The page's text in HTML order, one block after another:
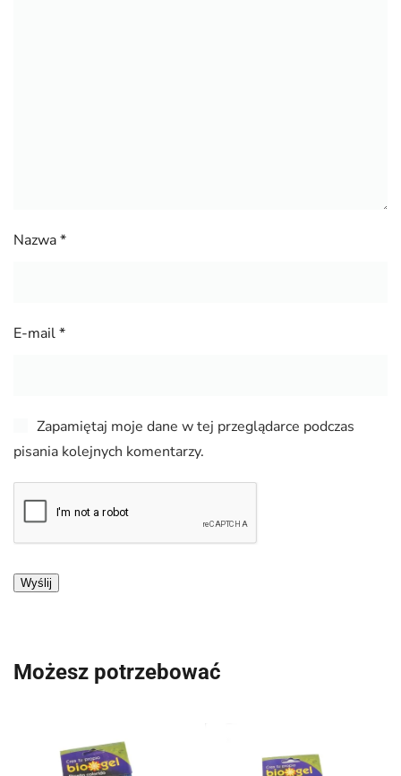
Nazwa*
E-mail*
Zapamiętaj moje dane w tej przeglądarce podczas
pisania kolejnych komentarzy.
Możesz potrzebować